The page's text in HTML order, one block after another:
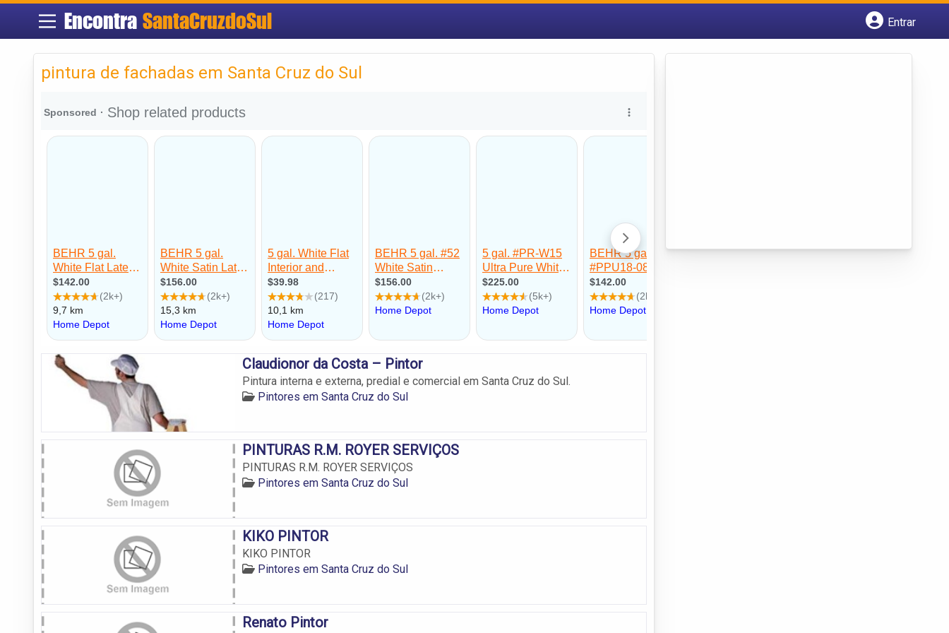
Encontra SantaCruzdoSul
Entrar
pintura de fachadas em Santa Cruz do Sul
Claudionor da Costa – Pintor
Pintura interna e externa, predial e comercial em Santa Cruz do Sul.
Pintores em Santa Cruz do Sul
PINTURAS R.M. ROYER SERVIÇOS
PINTURAS R.M. ROYER SERVIÇOS
Pintores em Santa Cruz do Sul
KIKO PINTOR
KIKO PINTOR
Pintores em Santa Cruz do Sul
Renato Pintor